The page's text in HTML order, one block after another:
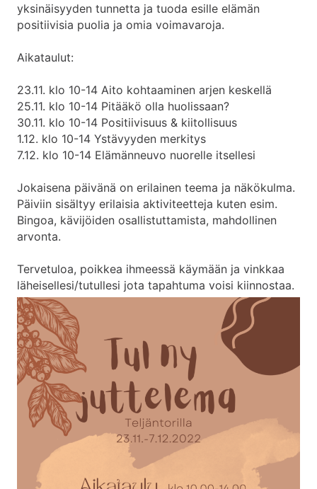
yksinäisyyden tunnetta ja tuoda esille elämän
positiivisia puolia ja omia voimavaroja.
Aikataulut:
23.11. klo 10-14 Aito kohtaaminen arjen keskellä
25.11. klo 10-14 Pitääkö olla huolissaan?
30.11. klo 10-14 Positiivisuus & kiitollisuus
1.12. klo 10-14 Ystävyyden merkitys
7.12. klo 10-14 Elämänneuvo nuorelle itsellesi
Jokaisena päivänä on erilainen teema ja näkökulma.
Päiviin sisältyy erilaisia aktiviteetteja kuten esim.
Bingoa, kävijöiden osallistuttamista, mahdollinen
arvonta.
Tervetuloa, poikkea ihmeessä käymään ja vinkkaa
läheisellesi/tutullesi jota tapahtuma voisi kiinnostaa.